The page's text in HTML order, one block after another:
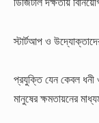
স্টার্টআপ ও
প্রযুক্তি যেন কেবল ধনী
মানুষের ক্ষমতায়নের